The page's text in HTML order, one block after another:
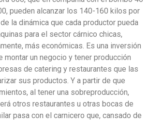
pueden alcanzar los 140-160 kilos por
la dinámica que cada productor pueda
para el sector cárnico chicas,
más económicas. Es una inversión
montar un negocio y tener producción
de catering y restaurantes que las
sus productos. Y a partir de que
al tener una sobreproducción,
otros restaurantes u otras bocas de
pasa con el carnicero que, cansado de